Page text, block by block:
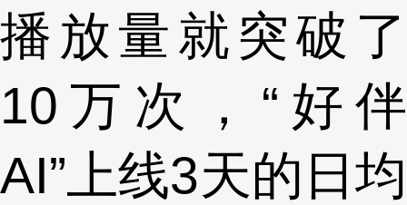
播放量就突破了
10万次，“好伴
AI”上线3天的日均